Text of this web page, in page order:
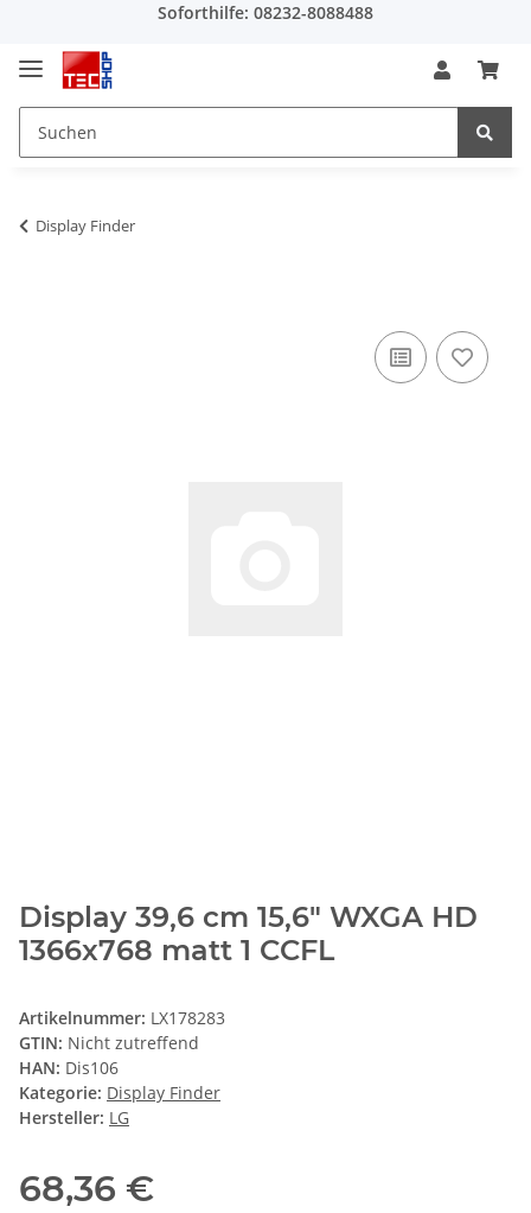
Soforthilfe: 08232-8088488
Display Finder
Display 39,6 cm 15,6" WXGA HD
1366x768 matt 1 CCFL
Artikelnummer: LX178283
GTIN: Nicht zutreffend
HAN: Dis106
Kategorie: Display Finder
Hersteller: LG
68,36 €